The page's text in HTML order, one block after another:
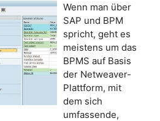
Wenn man über
SAP und BPM
spricht, geht es
meistens um das
BPMS auf Basis
der Netweaver-
Plattform, mit
dem sich
umfassende,